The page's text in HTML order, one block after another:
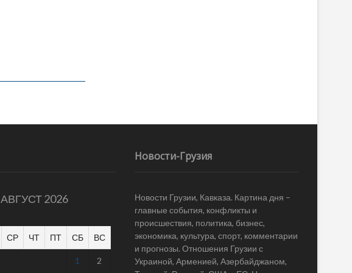
АВГУСТ 2026
СР ЧТ ПТ СБ ВС
1 2
Новости-Грузия
Новости Грузии, Кавказа. Картина дня –
главные события, конфликты и
происшествия, политика, бизнес,
экономика, культура, спорт, комментарии
и прогнозы. Отношения Грузии с
Украиной, Арменией, Азербайджаном,